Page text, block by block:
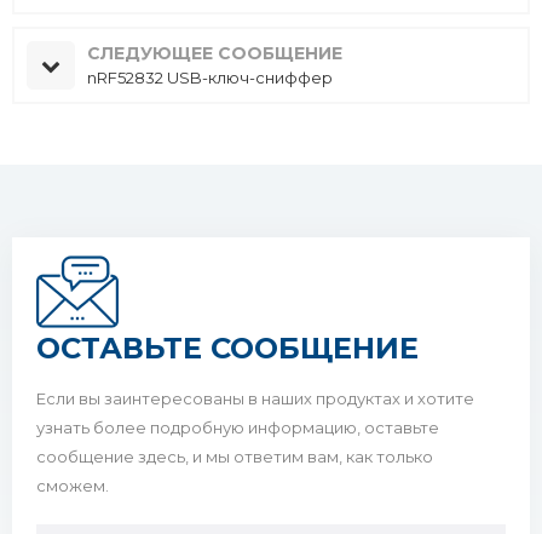
СЛЕДУЮЩЕЕ СООБЩЕНИЕ
nRF52832 USB-ключ-сниффер
ОСТАВЬТЕ СООБЩЕНИЕ
Если вы заинтересованы в наших продуктах и ​​хотите
узнать более подробную информацию, оставьте
сообщение здесь, и мы ответим вам, как только
сможем.